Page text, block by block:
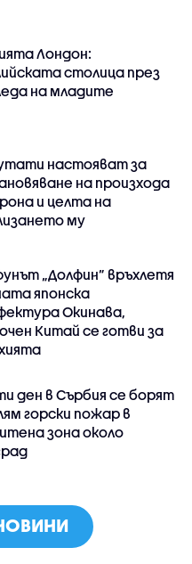
Лондон:
столица през
на младите
настояват за
на произхода
и целта на
му
„Долфин” връхлетя
японска
Окинава,
Китай се готви за
ден в Сърбия се борят
горски пожар в
зона около